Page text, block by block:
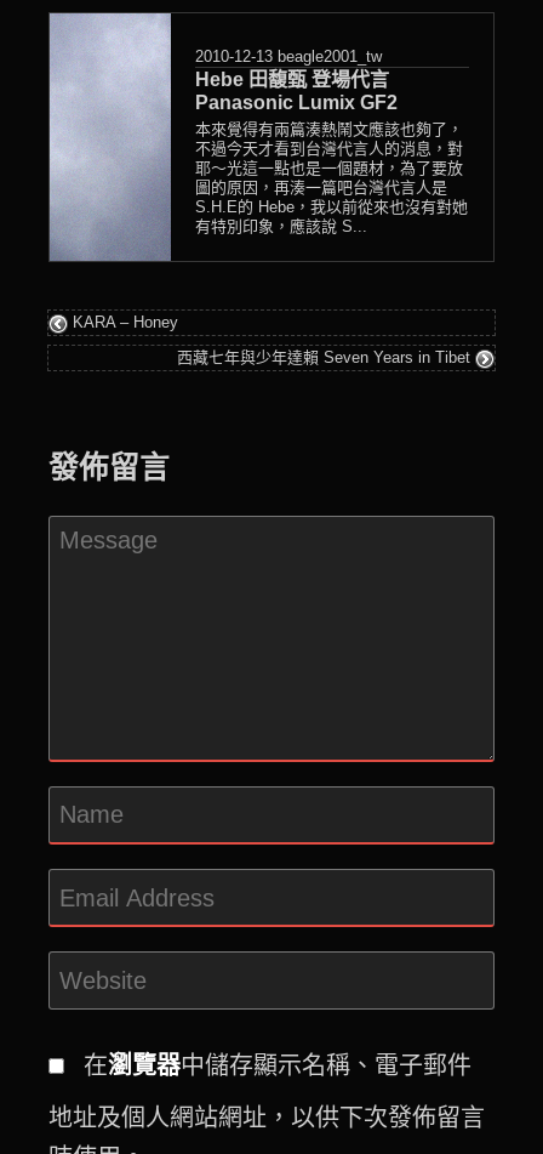
in
2010-12-13 beagle2001_tw
Hebe 田馥甄 登場代言
Panasonic Lumix GF2
本來覺得有兩篇湊熱鬧文應該也夠了，
不過今天才看到台灣代言人的消息，對
耶～光這一點也是一個題材，為了要放
圖的原因，再湊一篇吧台灣代言人是
S.H.E的 Hebe，我以前從來也沒有對她
有特別印象，應該說 S...
KARA – Honey
西藏七年與少年達賴 Seven Years in Tibet
發佈留言
在瀏覽器中儲存顯示名稱、電子郵件
地址及個人網站網址，以供下次發佈留言